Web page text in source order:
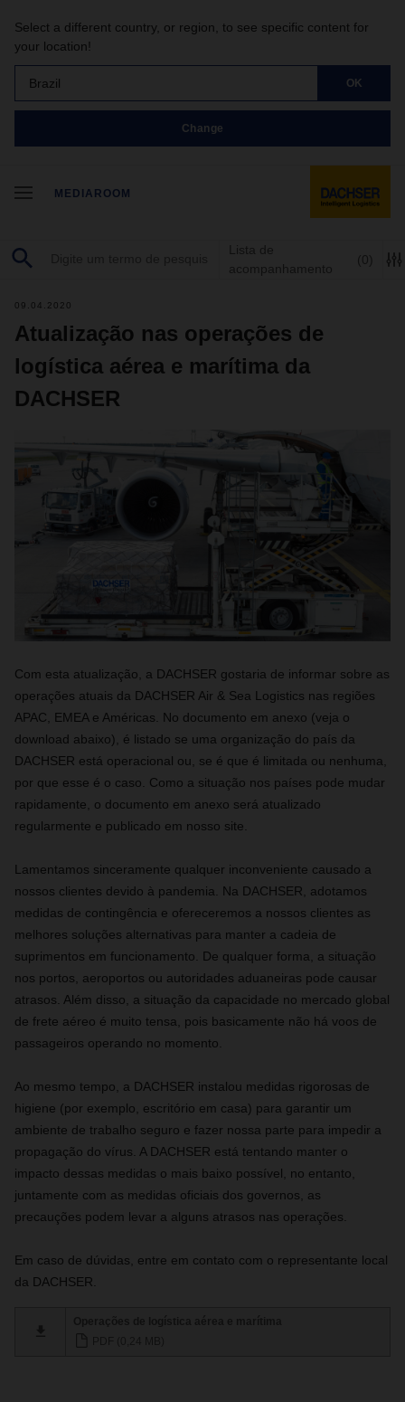
Select a different country, or region, to see specific content for
your location!
Brazil OK
Change
MEDIAROOM
Lista de
acompanhamento
(0)
09.04.2020
Atualização nas operações de
logística aérea e marítima da
DACHSER
Com esta atualização, a DACHSER gostaria de informar sobre as
operações atuais da DACHSER Air & Sea Logistics nas regiões
APAC, EMEA e Américas. No documento em anexo (veja o
download abaixo), é listado se uma organização do país da
DACHSER está operacional ou, se é que é limitada ou nenhuma,
por que esse é o caso. Como a situação nos países pode mudar
rapidamente, o documento em anexo será atualizado
regularmente e publicado em nosso site.
Lamentamos sinceramente qualquer inconveniente causado a
nossos clientes devido à pandemia. Na DACHSER, adotamos
medidas de contingência e ofereceremos a nossos clientes as
melhores soluções alternativas para manter a cadeia de
suprimentos em funcionamento. De qualquer forma, a situação
nos portos, aeroportos ou autoridades aduaneiras pode causar
atrasos. Além disso, a situação da capacidade no mercado global
de frete aéreo é muito tensa, pois basicamente não há voos de
passageiros operando no momento.
Ao mesmo tempo, a DACHSER instalou medidas rigorosas de
higiene (por exemplo, escritório em casa) para garantir um
ambiente de trabalho seguro e fazer nossa parte para impedir a
propagação do vírus. A DACHSER está tentando manter o
impacto dessas medidas o mais baixo possível, no entanto,
juntamente com as medidas oficiais dos governos, as
precauções podem levar a alguns atrasos nas operações.
Em caso de dúvidas, entre em contato com o representante local
da DACHSER.